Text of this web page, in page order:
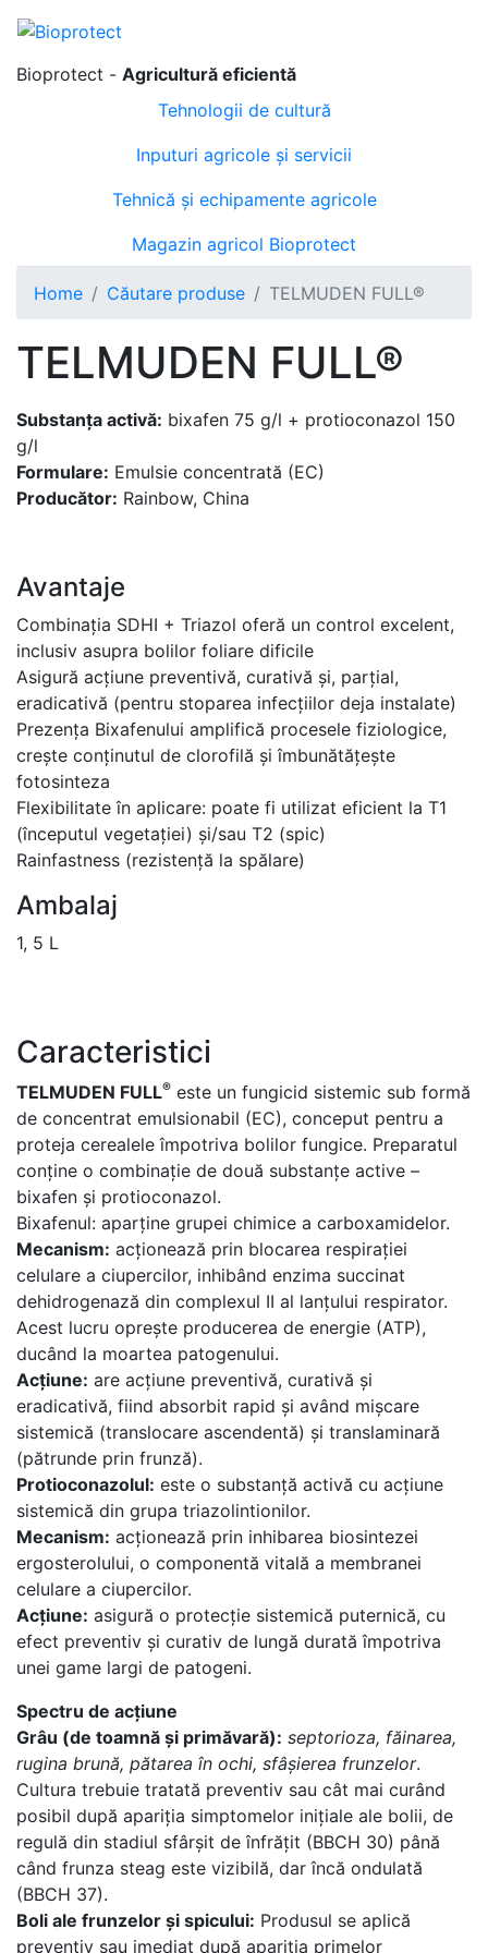
Bioprotect - Agricultură eficientă
Tehnologii de cultură
Inputuri agricole și servicii
Tehnică și echipamente agricole
Magazin agricol Bioprotect
Home Căutare produse TELMUDEN FULL®
TELMUDEN FULL®
Substanța activă: bixafen 75 g/l + protioconazol 150
g/l
Formulare: Emulsie concentrată (EC)
Producător: Rainbow, China
Avantaje
Combinația SDHI + Triazol oferă un control excelent,
inclusiv asupra bolilor foliare dificile
Asigură acțiune preventivă, curativă și, parțial,
eradicativă (pentru stoparea infecțiilor deja instalate)
Prezența Bixafenului amplifică procesele fiziologice,
crește conținutul de clorofilă și îmbunătățește
fotosinteza
Flexibilitate în aplicare: poate fi utilizat eficient la T1
(începutul vegetației) și/sau T2 (spic)
Rainfastness (rezistență la spălare)
Ambalaj
1, 5 L
Caracteristici
TELMUDEN FULL® este un fungicid sistemic sub formă
de concentrat emulsionabil (EC), conceput pentru a
proteja cerealele împotriva bolilor fungice. Preparatul
conține o combinație de două substanțe active –
bixafen și protioconazol.
Bixafenul: aparține grupei chimice a carboxamidelor.
Mecanism: acționează prin blocarea respirației
celulare a ciupercilor, inhibând enzima succinat
dehidrogenază din complexul II al lanțului respirator.
Acest lucru oprește producerea de energie (ATP),
ducând la moartea patogenului.
Acțiune: are acțiune preventivă, curativă și
eradicativă, fiind absorbit rapid și având mișcare
sistemică (translocare ascendentă) și translaminară
(pătrunde prin frunză).
Protioconazolul: este o substanță activă cu acțiune
sistemică din grupa triazolintionilor.
Mecanism: acționează prin inhibarea biosintezei
ergosterolului, o componentă vitală a membranei
celulare a ciupercilor.
Acțiune: asigură o protecție sistemică puternică, cu
efect preventiv și curativ de lungă durată împotriva
unei game largi de patogeni.
Spectru de acțiune
Grâu (de toamnă și primăvară): septorioza, făinarea,
rugina brună, pătarea în ochi, sfâșierea frunzelor.
Cultura trebuie tratată preventiv sau cât mai curând
posibil după apariția simptomelor inițiale ale bolii, de
regulă din stadiul sfârșit de înfrățit (BBCH 30) până
când frunza steag este vizibilă, dar încă ondulată
(BBCH 37).
Boli ale frunzelor și spicului: Produsul se aplică
preventiv sau imediat după apariția primelor